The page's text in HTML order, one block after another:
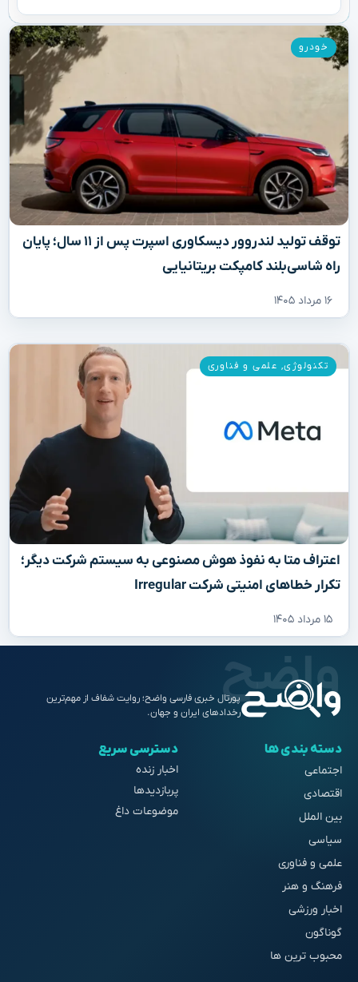
توقف تولید لندروور دیسکاوری اسپرت پس از ۱۱ سال؛ پایان
راه شاسی‌بلند کامپکت بریتانیایی
۱۶ مرداد ۱۴۰۵
خودرو
اعتراف متا به نفوذ هوش مصنوعی به سیستم شرکت دیگر؛
تکرار خطاهای امنیتی شرکت Irregular
۱۵ مرداد ۱۴۰۵
تکنولوژی, علمی و فناوری
پورتال خبری فارسی واضح؛ روایت شفاف از مهم‌ترین
رخدادهای ایران و جهان.
دسته بندی ها
اجتماعی
اقتصادی
بین الملل
سیاسی
علمی و فناوری
فرهنگ و هنر
اخبار ورزشی
گوناگون
محبوب ترین ها
دسترسی سریع
اخبار زنده
پربازدیدها
موضوعات داغ